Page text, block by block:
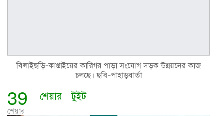
বিলাইছড়ি-কাপ্তাইয়ের কারিগর পাড়া সংযোগ সড়ক উন্নয়নের কাজ
চলছে। ছবি-পাহাড়বার্তা
39
শেয়ার
শেয়ার টুইট